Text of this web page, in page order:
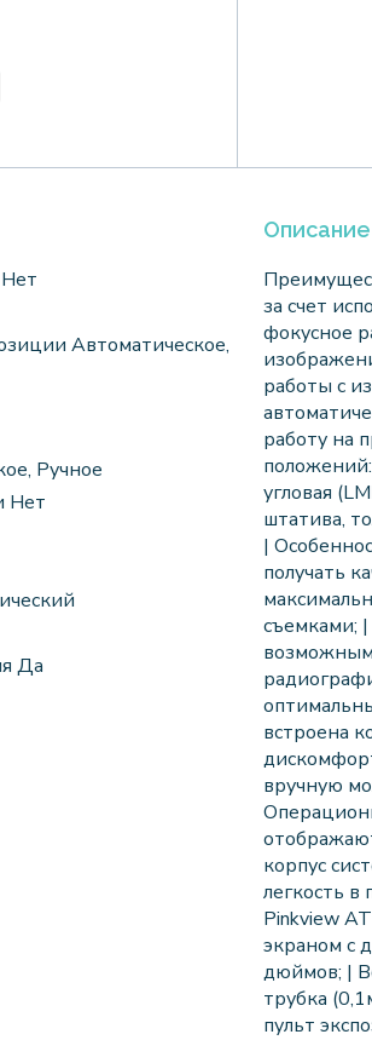
Автоматическое,
Ручное
Нет
Да
Описание
за счет
фокусное
работы с
работу на
положений:
угловая
штатива,
|
получать
съемками; |
встроена
вручную
корпус
легкость
Pinkview
экраном c
дюймов; |
трубка
пульт